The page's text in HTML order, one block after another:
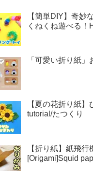
【簡単DIY】奇妙
くねくね遊べる！
「可愛い折り紙
【夏の花折り紙
tutorial/たつくり
【折り紙】紙飛
[Origami]Squid